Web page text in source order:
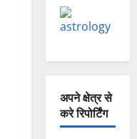
अपने क्षेत्र से
करे रिपोर्टिंग